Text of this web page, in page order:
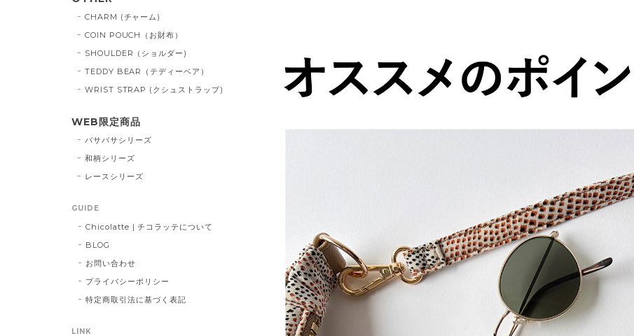
CHARM (チャーム)
COIN POUCH（お財布）
SHOULDER（ショルダー)
TEDDY BEAR（テディーベア）
WRIST STRAP (クシュストラップ)
WEB限定商品
バサバサシリーズ
和柄シリーズ
レースシリーズ
GUIDE
Chicolatte | チコラッテについて
BLOG
お問い合わせ
プライバシーポリシー
特定商取引法に基づく表記
LINK